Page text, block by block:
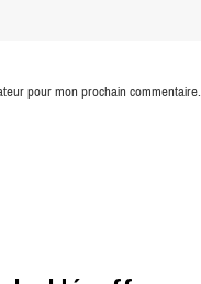
pour mon prochain commentaire.